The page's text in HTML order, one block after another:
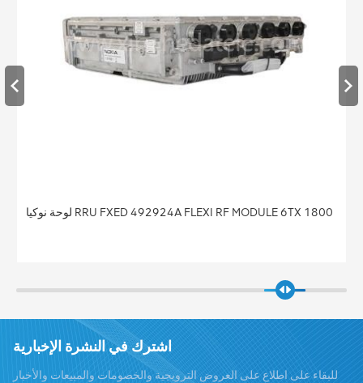
لوحة نوكيا RRU FXED 492924A FLEXI RF MODULE 6TX 1800
اشترك في النشرة الإخبارية
للبقاء على اطلاع على العروض الترويجية والخصومات والمبيعات والأخبار